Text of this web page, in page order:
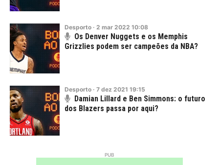
Desporto · 2 mar 2022 10:08
Os Denver Nuggets e os Memphis
Grizzlies podem ser campeões da NBA?
Desporto · 7 dez 2021 19:15
Damian Lillard e Ben Simmons: o futuro
dos Blazers passa por aqui?